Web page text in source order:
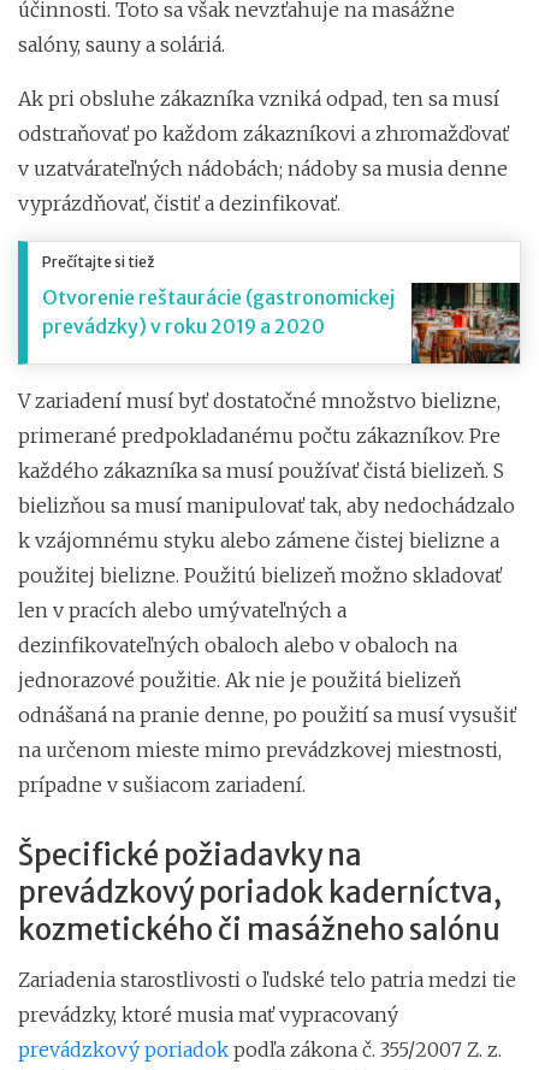
účinnosti. Toto sa však nevzťahuje na masážne
salóny, sauny a soláriá.
Ak pri obsluhe zákazníka vzniká odpad, ten sa musí
odstraňovať po každom zákazníkovi a zhromažďovať
v uzatvárateľných nádobách; nádoby sa musia denne
vyprázdňovať, čistiť a dezinfikovať.
Prečítajte si tiež
Otvorenie reštaurácie (gastronomickej
prevádzky) v roku 2019 a 2020
V zariadení musí byť dostatočné množstvo bielizne,
primerané predpokladanému počtu zákazníkov. Pre
každého zákazníka sa musí používať čistá bielizeň. S
bielizňou sa musí manipulovať tak, aby nedochádzalo
k vzájomnému styku alebo zámene čistej bielizne a
použitej bielizne. Použitú bielizeň možno skladovať
len v pracích alebo umývateľných a
dezinfikovateľných obaloch alebo v obaloch na
jednorazové použitie. Ak nie je použitá bielizeň
odnášaná na pranie denne, po použití sa musí vysušiť
na určenom mieste mimo prevádzkovej miestnosti,
prípadne v sušiacom zariadení.
Špecifické požiadavky na
prevádzkový poriadok kaderníctva,
kozmetického či masážneho salónu
Zariadenia starostlivosti o ľudské telo patria medzi tie
prevádzky, ktoré musia mať vypracovaný
prevádzkový poriadok podľa zákona č. 355/2007 Z. z.